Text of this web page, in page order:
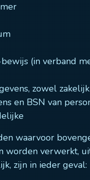
(in verband
zowel
en BSN van
waarvoor
worden verwerkt,
zijn in ieder geval: